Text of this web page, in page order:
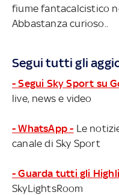
fiume fantacalcistico
Abbastanza curioso..
Segui tutti gli
- Segui Sky Sport su
live, news e video
- WhatsApp - Le
canale di Sky Sport
- Guarda tutti gli
SkyLightsRoom